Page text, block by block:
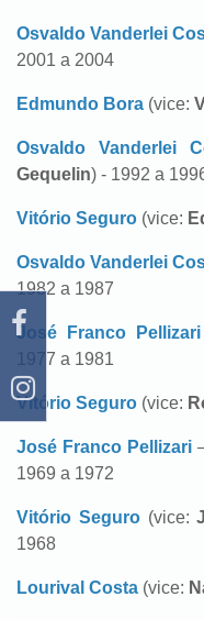
Osvaldo Vanderlei
2001 a 2004
Edmundo Bora (vice:
Osvaldo Vanderlei
Gequelin) - 1992 a
Vitório Seguro (vice:
Osvaldo Vanderlei
1982 a 1987
José Franco
1977 a 1981
Vitório Seguro (vice:
José Franco Pellizari
1969 a 1972
Vitório Seguro(vice:
1968
Lourival Costa (vice: